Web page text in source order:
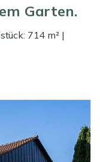
Garten.
714 m² |